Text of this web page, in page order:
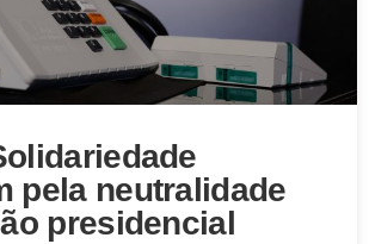
pela neutralidade
presidencial